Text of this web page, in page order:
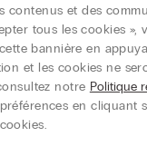
et des
tous les cookies »,
bannière en
et les cookies ne
notre Politique
en cliquant